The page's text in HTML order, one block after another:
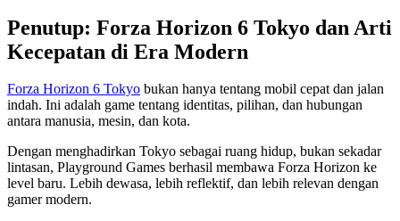
Penutup: Forza Horizon 6 Tokyo dan Arti
Kecepatan di Era Modern
Forza Horizon 6 Tokyo bukan hanya tentang mobil cepat dan jalan
indah. Ini adalah game tentang identitas, pilihan, dan hubungan
antara manusia, mesin, dan kota.
Dengan menghadirkan Tokyo sebagai ruang hidup, bukan sekadar
lintasan, Playground Games berhasil membawa Forza Horizon ke
level baru. Lebih dewasa, lebih reflektif, dan lebih relevan dengan
gamer modern.